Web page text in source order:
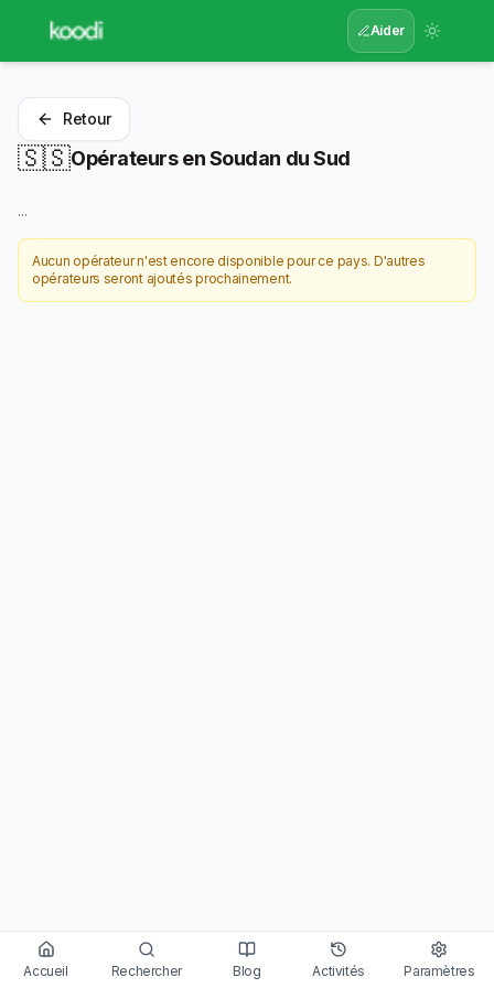
Aider
Retour
🇸🇸Opérateurs enSoudan du Sud
...
Aucun opérateur n'est encore disponible pour ce pays. D'autres
opérateurs seront ajoutés prochainement.
Accueil Rechercher Blog Activités Paramètres